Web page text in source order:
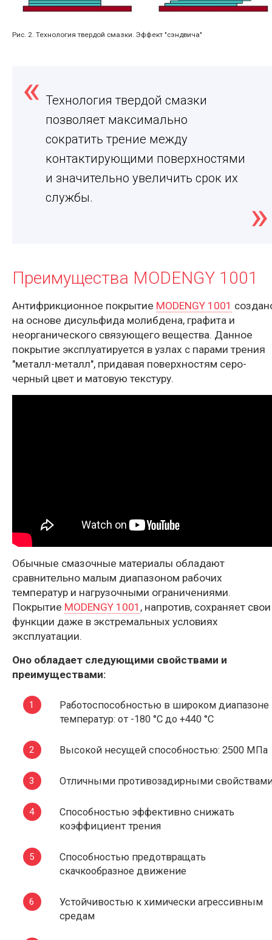
Рис. 2. Технология твердой смазки. Эффект "сэндвича"
Технология твердой смазки
позволяет максимально
сократить трение между
контактирующими поверхностями
и значительно увеличить срок их
службы.
Преимущества MODENGY 1001
Антифрикционное покрытие MODENGY 1001
на основе дисульфида молибдена, графита и
неорганического связующего вещества. Данное
покрытие эксплуатируется в узлах с парами трения
"металл-металл", придавая поверхностям серо-
черный цвет и матовую текстуру.
Обычные смазочные материалы обладают
сравнительно малым диапазоном рабочих
температур и нагрузочными ограничениями.
Покрытие MODENGY 1001 , напротив, сохраняет свои
функции даже в экстремальных условиях
эксплуатации.
Оно обладает следующими свойствами и
преимуществами:
Работоспособностью в широком диапазоне
температур: от -180 °С до +440 °С
Высокой несущей способностью: 2500 МПа
Отличными противозадирными
Способностью эффективно снижать
коэффициент трения
Способностью предотвращать
скачкообразное движение
Устойчивостью к химически агрессивным
средам